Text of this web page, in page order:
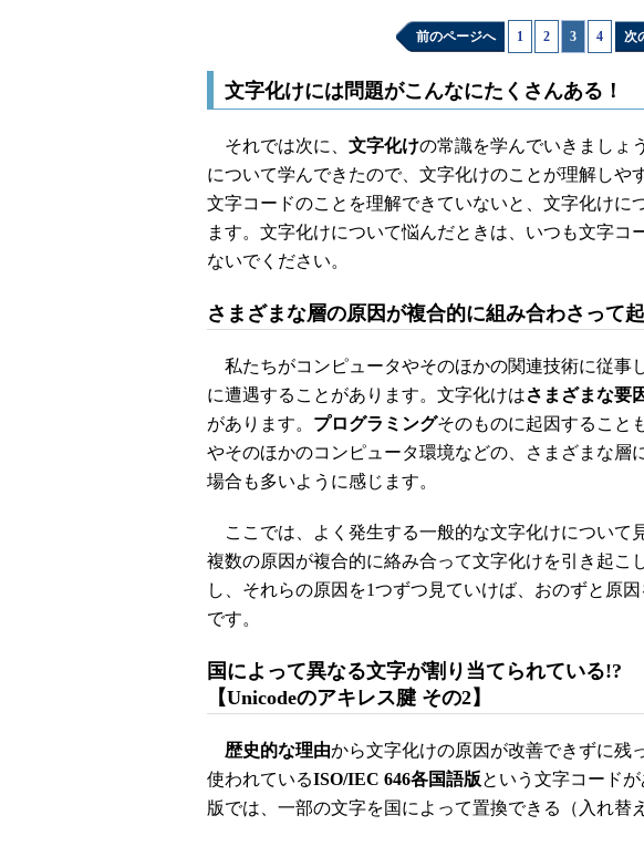
前のページへ 1 2 3 4 次
文字化けには問題がこんなにたくさんある！
それでは次に、 文字化けの常識を学んでいきましょ
について学んできたので、文字化けのことが理解しや
文字コードのことを理解できていないと、文字化けに
ます。文字化けについて悩んだときは、いつも文字コ
ないでください。
さまざまな層の原因が複合的に組み合わさって
私たちがコンピュータやそのほかの関連技術に従事
に遭遇することがあります。文字化けはさまざまな要
があります。 プログラミングそのものに起因すること
やそのほかのコンピュータ環境などの、さまざまな層
場合も多いように感じます。
ここでは、よく発生する一般的な文字化けについて
複数の原因が複合的に絡み合って文字化けを引き起こ
し、それらの原因を1つずつ見ていけば、おのずと原
です。
国によって異なる文字が割り当てられている!?
【Unicodeのアキレス腱 その2】
歴史的な理由から文字化けの原因が改善できずに残
使われているISO/IEC 646各国語版という文字コード
版では、一部の文字を国によって置換できる（入れ替